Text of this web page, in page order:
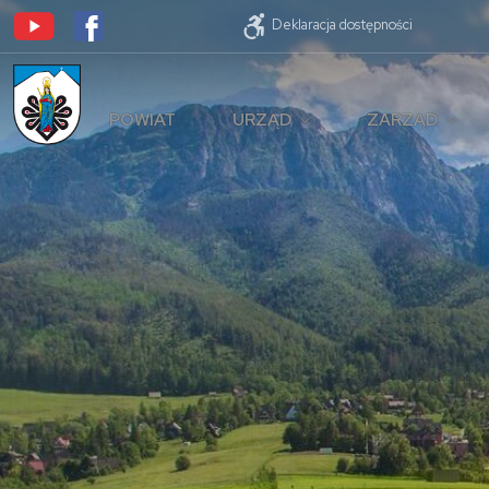
Deklaracja dostępności
POWIAT URZĄD ZARZĄD